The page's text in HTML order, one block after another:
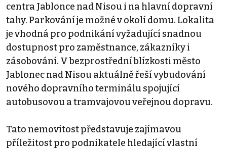
centra Jablonce nad Nisou i na hlavní dopravní
tahy. Parkování je možné v okolí domu. Lokalita
je vhodná pro podnikání vyžadující snadnou
dostupnost pro zaměstnance, zákazníky i
zásobování. V bezprostřední blízkosti město
Jablonec nad Nisou aktuálně řeší vybudování
nového dopravního terminálu spojující
autobusovou a tramvajovou veřejnou dopravu.
Tato nemovitost představuje zajímavou
příležitost pro podnikatele hledající vlastní